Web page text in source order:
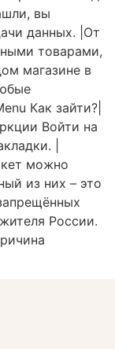
вы
данных. |От
товарами,
магазине в
Как зайти?|
Войти на
|
можно
из них – это
России.